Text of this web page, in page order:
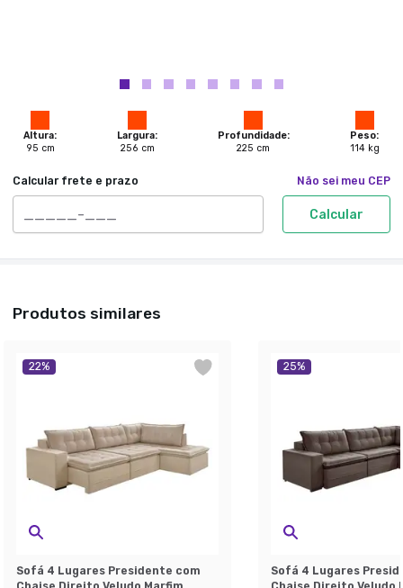
Altura:
95 cm
Largura:
256 cm
Profundidade:
225 cm
Peso:
114 kg
Calcular frete e prazo Não sei meu CEP
Calcular
Produtos similares
22%
Sofá 4 Lugares Presidente com
25%
Sofá 4 Lugares